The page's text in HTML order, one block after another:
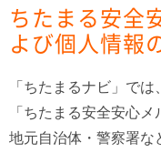
ちたまる安全
よび個人情報
「ちたまるナビ」で
「ちたまる安全安心
地元自治体・警察署な